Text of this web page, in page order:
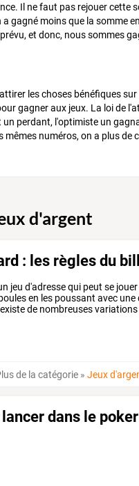
Il ne faut pas rejouer cette
gagné moins que la somme
et donc, nous sommes
les choses bénéfiques
gagner aux jeux. La loi de
perdant, l'optimiste un
numéros, on a plus de
d'argent
: les règles du
jeu d'adresse qui peut se
en les poussant avec
de nombreuses
de la catégorie »Jeux
dans le